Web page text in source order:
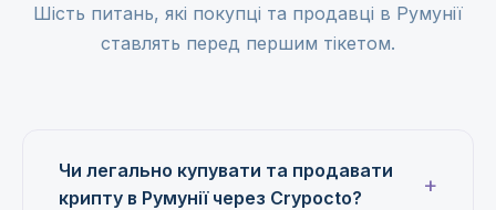
Шість питань, які покупці та продавці в Румунії
ставлять перед першим тікетом.
Чи легально купувати та продавати
крипту в Румунії через Crypocto?